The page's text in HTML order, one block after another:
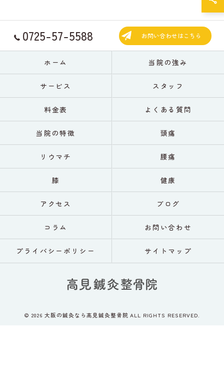
0725-57-5588 お問い合わせはこちら
ホーム 当院の強み
サービス スタッフ
料金表 よくある質問
当院の特徴 頭痛
リウマチ 腰痛
膝 健康
アクセス ブログ
コラム お問い合わせ
プライバシーポリシー サイトマップ
© 2026 大阪の鍼灸なら高見鍼灸整骨院 ALL RIGHTS RESERVED.